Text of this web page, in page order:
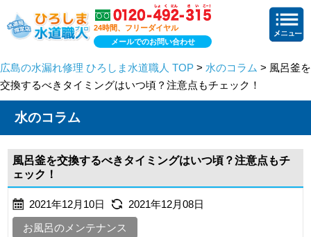
24時間、フリーダイヤル
メールでのお問い合わせ
広島の水漏れ修理 ひろしま水道職人 TOP > 水のコラム > 風呂釜を
交換するべきタイミングはいつ頃？注意点もチェック！
水のコラム
風呂釜を交換するべきタイミングはいつ頃？注意点もチ
ェック！
2021年12月10日
2021年12月08日
お風呂のメンテナンス